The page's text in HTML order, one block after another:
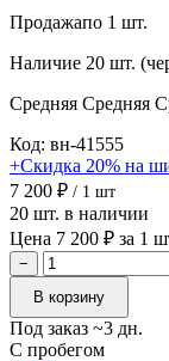
Продажапо 1 шт.
Наличие 20 шт.
Средняя Средняя
Код: вн-41555
+Скидка 20% на
7 200 ₽ / 1 шт
20 шт. в наличии
Цена 7 200 ₽ за 1
−
В корзину
Под заказ ~3 дн.
С пробегом